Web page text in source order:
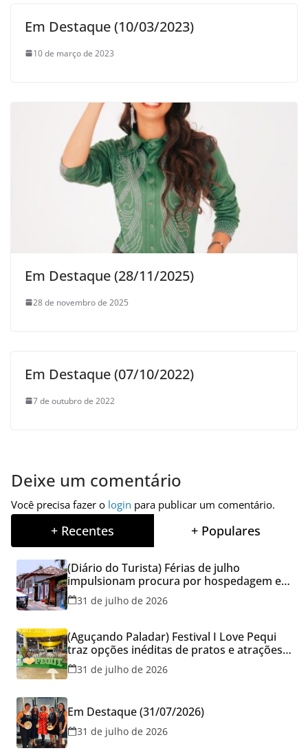
Em Destaque (10/03/2023)
10 de março de 2023
Em Destaque (28/11/2025)
28 de novembro de 2025
Em Destaque (07/10/2022)
7 de outubro de 2022
Deixe um comentário
Você precisa fazer o login para publicar um comentário.
+ Recentes + Populares
(Diário do Turista) Férias de julho
impulsionam procura por hospedagem em
Goiás e reforçam cuidados na hora de
reservar viagens
31 de julho de 2026
(Aguçando Paladar) Festival I Love Pequi
traz opções inéditas de pratos e atrações
gratuitas no fim de semana dos Pais em
Goiânia
31 de julho de 2026
Em Destaque (31/07/2026)
31 de julho de 2026